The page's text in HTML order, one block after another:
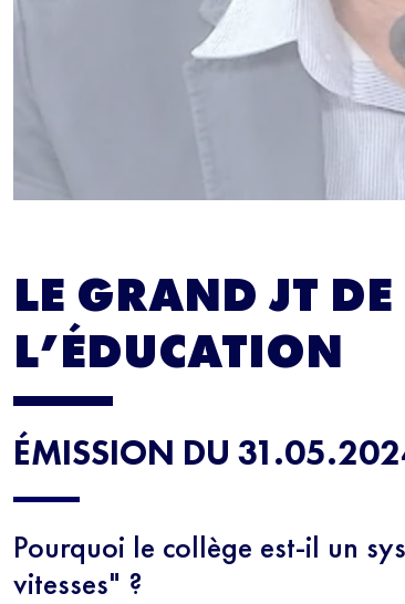
LE GRAND JT DE
L’ÉDUCATION
ÉMISSION DU
Pourquoi le collège est-il un
vitesses" ?